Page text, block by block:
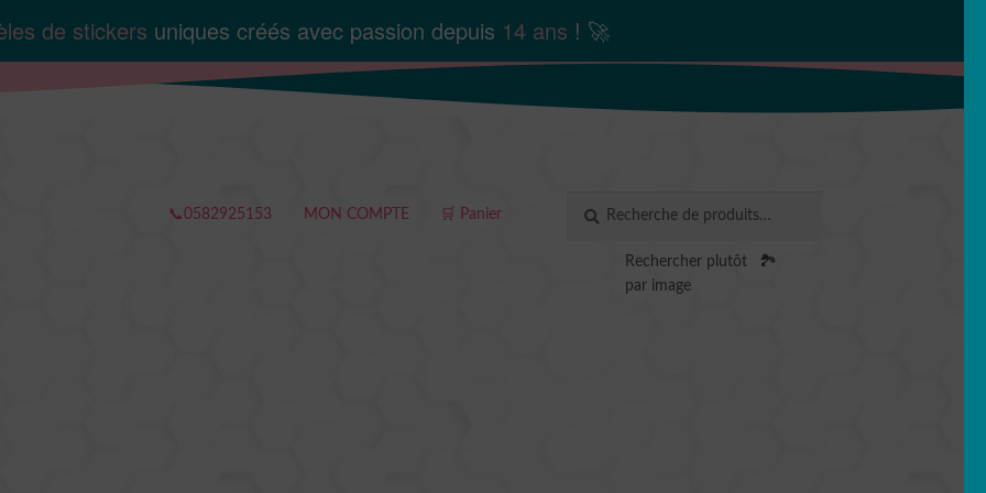
de stickers uniques créés avec passion depuis 14 ans ! 🚀
📞0582925153 MON COMPTE 🛒 Panier
pour :
RECHERCHE
Rechercher plutôt
par image
🏞️